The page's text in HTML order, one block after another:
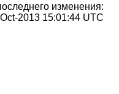
изменения:
2013 15:01:44 UTC